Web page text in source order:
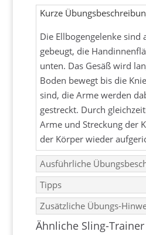
Kurze
Die Ellbogengelenke sind
gebeugt, die
unten. Das Gesäß wird
Boden bewegt bis die
sind, die Arme werden
gestreckt. Durch
Arme und Streckung der
der Körper wieder
Ausführliche
Tipps
Zusätzliche Übungs-
Ähnliche Sling-